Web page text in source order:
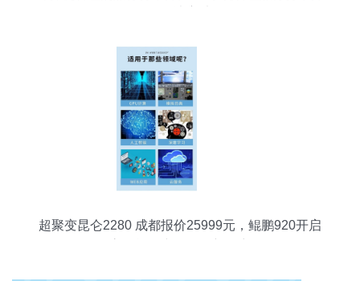
超聚变昆仑2280 成都报价25999元，鲲鹏920开启